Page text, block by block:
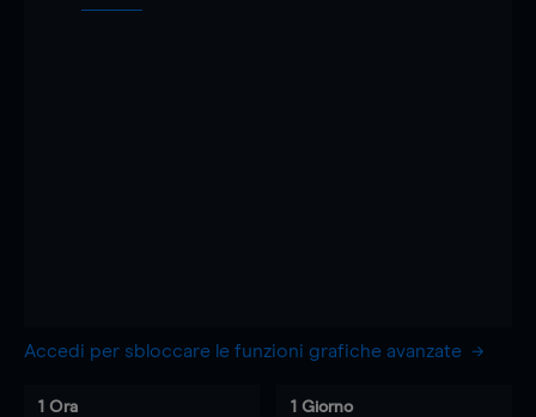
Accedi per sbloccare le funzioni grafiche avanzate
1 Ora 1 Giorno